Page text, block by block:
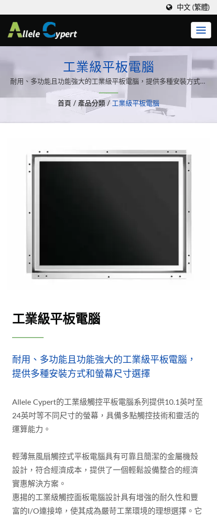
中文 (繁體)
工業級平板電腦
耐用、多功能且功能強大的工業級平板電腦，提供多種安裝方式和
螢幕尺寸選擇 / 惠揚提供標準電腦產品生產製造外，同時依客戶需
求設計各類客製化的軟、硬體系統整合。
首頁 / 產品分類 / 工業級平板電腦
工業級平板電腦
耐用、多功能且功能強大的工業級平板電腦，
提供多種安裝方式和螢幕尺寸選擇
Allele Cypert的工業級觸控平板電腦系列提供10.1英吋至
24英吋等不同尺寸的螢幕，具備多點觸控技術和靈活的
運算能力。
輕薄無風扇觸控式平板電腦具有可靠且簡潔的金屬機殼
設計，符合經濟成本，提供了一個輕鬆設備整合的經濟
實惠解決方案。
惠揚的工業級觸控面板電腦設計具有增強的耐久性和豐
富的I/O連接埠，使其成為嚴苛工業環境的理想選擇。它